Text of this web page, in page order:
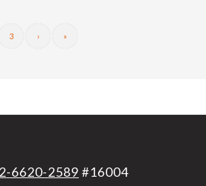
3 › »
6620-2589 #16004